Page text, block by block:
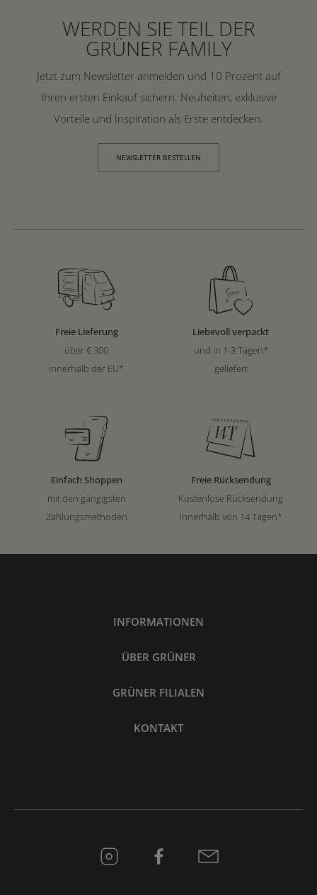
WERDEN SIE TEIL DER
GRÜNER FAMILY
Jetzt zum Newsletter anmelden und 10 Prozent auf
Ihren ersten Einkauf sichern. Neuheiten, exklusive
Vorteile und Inspiration als Erste entdecken.
NEWSLETTER BESTELLEN
Freie Lieferung
über € 300
innerhalb der EU*
Liebevoll verpackt
und in 1-3 Tagen*
geliefert
Einfach Shoppen
mit den gängigsten
Zahlungsmethoden
Freie Rücksendung
Kostenlose Rücksendung
innerhalb von 14 Tagen*
INFORMATIONEN
ÜBER GRÜNER
GRÜNER FILIALEN
KONTAKT